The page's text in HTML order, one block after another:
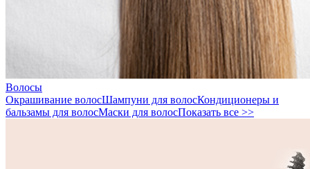
Волосы
Окрашивание волосШампуни для волосКондиционеры и
бальзамы для волосМаски для волосПоказать все >>